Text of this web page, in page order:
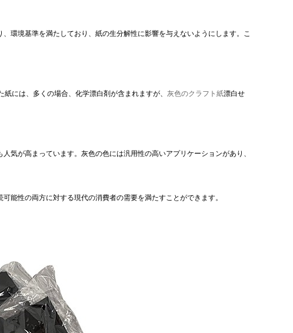
環境基準を満たしており、紙の生分解性に影響を与えないようにします。こ
には、多くの場合、化学漂白剤が含まれますが、 灰色のクラフト紙漂白せ
気が高まっています。灰色の色には汎用性の高いアプリケーションがあり、
能性の両方に対する現代の消費者の需要を満たすことができます。